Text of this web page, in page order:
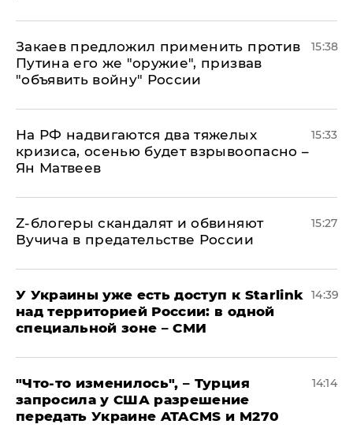
Закаев предложил применить против
Путина его же "оружие", призвав
"объявить войну" России
15:38
На РФ надвигаются два тяжелых
кризиса, осенью будет взрывоопасно –
Ян Матвеев
15:33
Z-блогеры скандалят и обвиняют
Вучича в предательстве России
15:27
У Украины уже есть доступ к Starlink
над территорией России: в одной
специальной зоне – СМИ
14:39
​"Что-то изменилось", – Турция
запросила у США разрешение
передать Украине ATACMS и M270
14:14